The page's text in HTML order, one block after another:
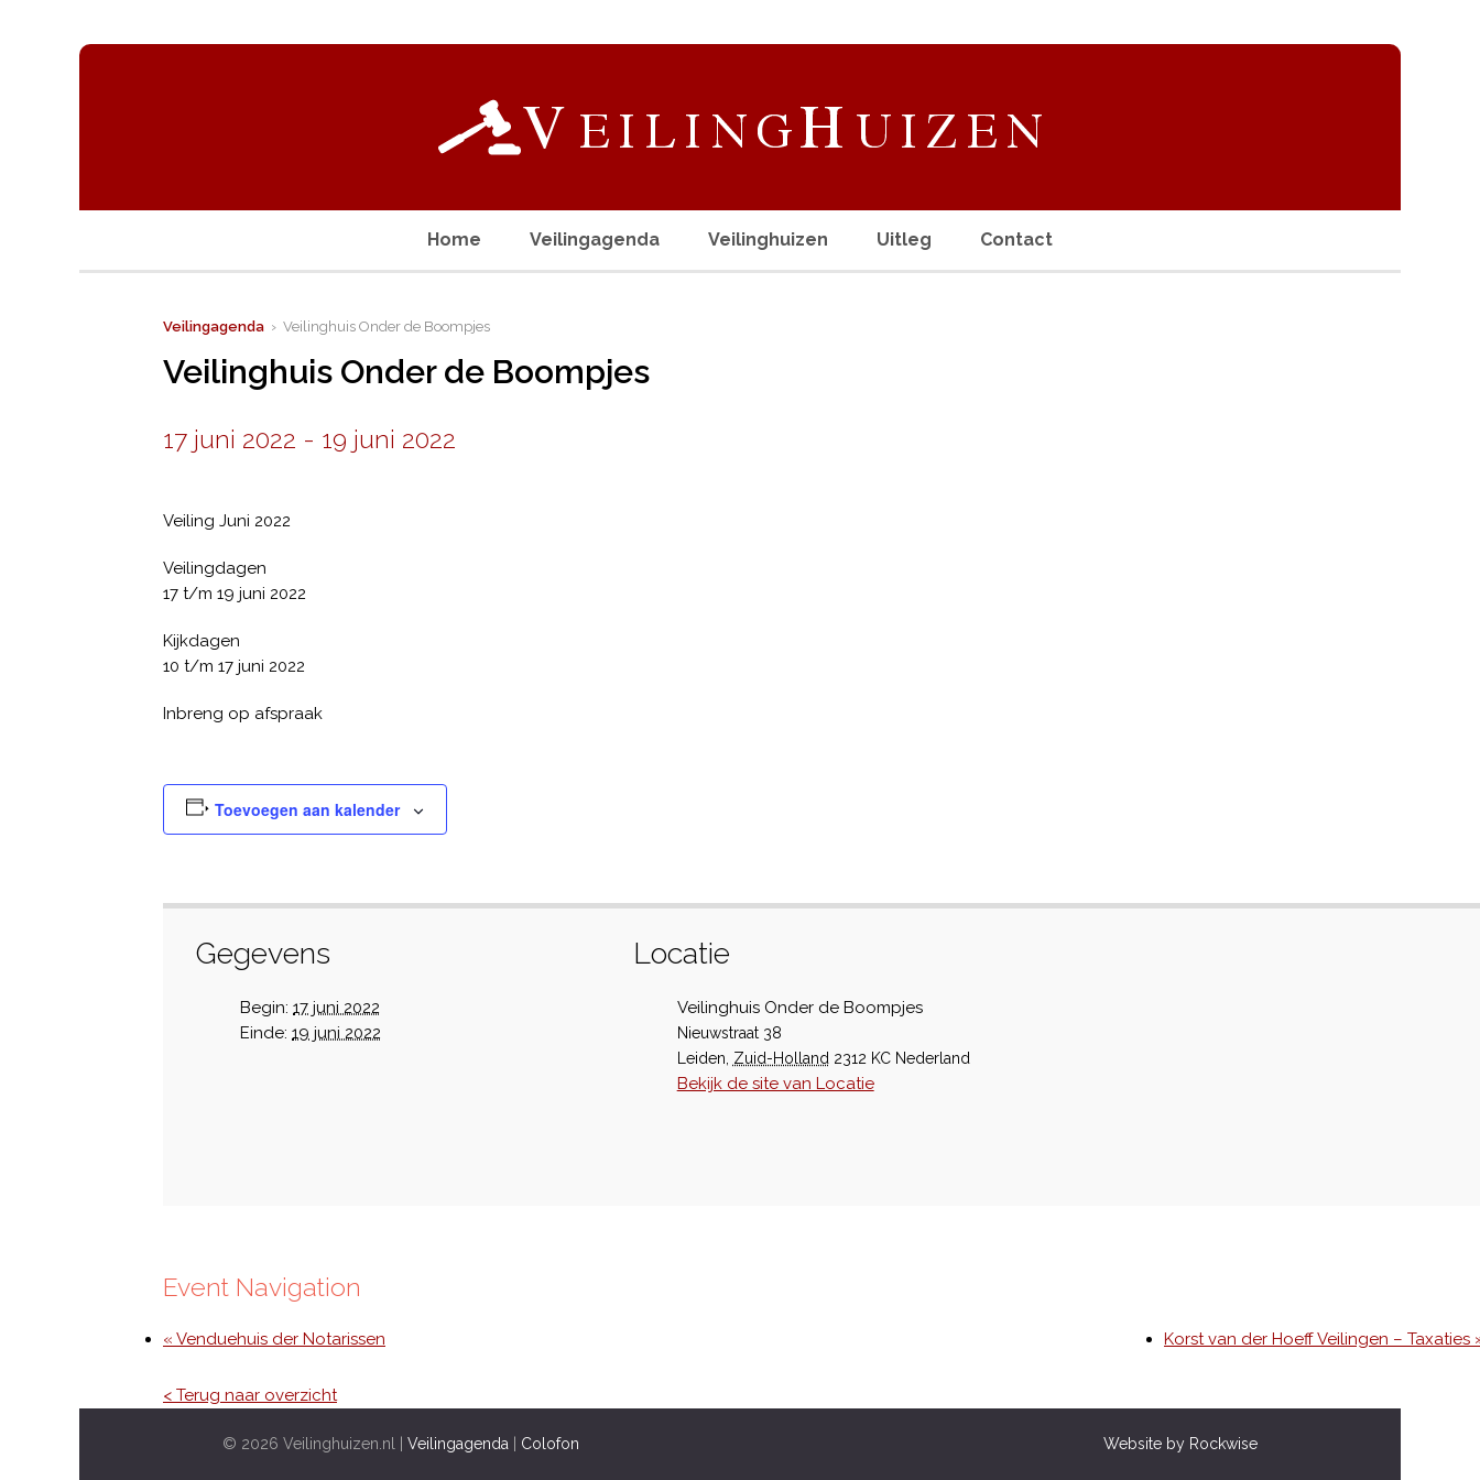
Home Veilingagenda Veilinghuizen Uitleg Contact
Veilingagenda › Veilinghuis Onder de Boompjes
Veilinghuis Onder de Boompjes
17 juni 2022 - 19 juni 2022
Veiling Juni 2022
Veilingdagen
17 t/m 19 juni 2022
Kijkdagen
10 t/m 17 juni 2022
Inbreng op afspraak
Toevoegen aan kalender
Gegevens
Begin: 17 juni 2022
Einde: 19 juni 2022
Locatie
Veilinghuis Onder de Boompjes
Nieuwstraat 38
Leiden Zuid-Holland 2312 KC Nederland
Bekijk de site van Locatie
Event Navigation
« Venduehuis der Notarissen Korst van der Hoeff Veilingen – Taxaties
< Terug naar overzicht
© 2026 Veilinghuizen.nl | Veilingagenda Colofon Website by Rockwise